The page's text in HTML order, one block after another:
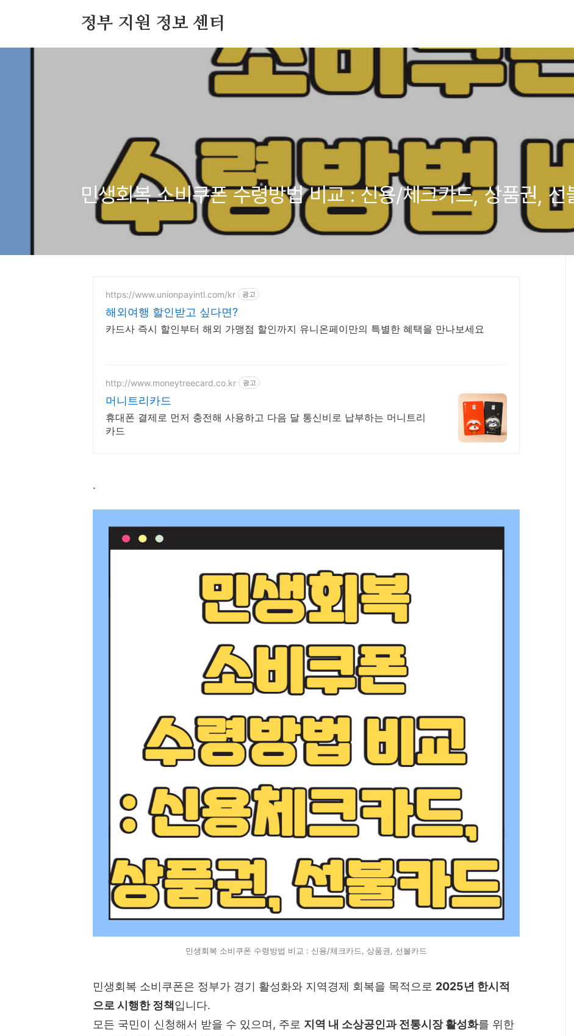
정부 지원 정보 센터
민생회복 소비쿠폰 수령방법 비교 : 신용/체크카드, 상품권, 선
https://www.unionpayintl.com/kr 광고
해외여행 할인받고 싶다면?
카드사 즉시 할인부터 해외 가맹점 할인까지 유니온페이만의 특별한 혜택을 만나보세요
http://www.moneytreecard.co.kr 광고
머니트리카드
휴대폰 결제로 먼저 충전해 사용하고 다음 달 통신비로 납부하는 머니트리
카드
·
민생회복 소비쿠폰 수령방법 비교 : 신용/체크카드, 상품권, 선불카드
민생회복 소비쿠폰은 정부가 경기 활성화와 지역경제 회복을 목적으로 2025년 한시적
으로 시행한 정책입니다.
모든 국민이 신청해서 받을 수 있으며, 주로 지역 내 소상공인과 전통시장 활성화를 위한